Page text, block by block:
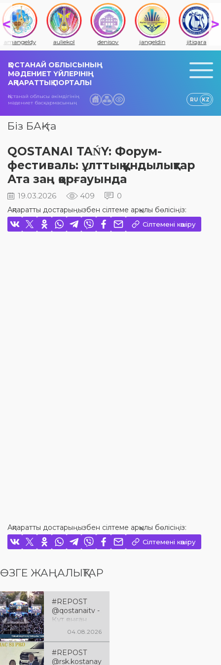
amangeldy auliekol denisov jangeldin jitiqara
ҚОСТАНАЙ ОБЛЫСЫНЫҢ
МӘДЕНИЕТ ҮЙЛЕРІНІҢ
АҚПАРАТТЫҚ ПОРТАЛЫ
Қостанай облысы әкімдігінің
мәдениет басқармасының
RU KZ
Біз БАҚ-та
QOSTANAI TAŃY: Форум-
фестиваль: ұлттық құндылықтар
Ата заң қорғауында
19.03.2026 409 0
Ақпаратты достарыңызбен сілтеме арқылы бөлісіңіз:
Сілтемені көшіру
Ақпаратты достарыңызбен сілтеме арқылы бөлісіңіз:
Сілтемені көшіру
ӨЗГЕ ЖАҢАЛЫҚТАР
#REPOST
@qostanaitv -
Құт қонған
Қостанай
04.08.2026
#REPOST
@rsk.kostanay